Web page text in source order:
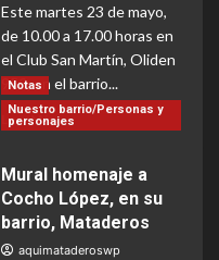
Consultivo
Comunal
9
Este martes 23 de mayo,
de 10.00 a 17.00 horas en
el Club San Martín, Oliden
950, en el barrio...
Leer MásLea
de
Trámites
de
Notas
Nuestro barrio/Personas y
personajes
Mural homenaje a
Cocho López, en su
barrio, Mataderos
aquimataderoswp